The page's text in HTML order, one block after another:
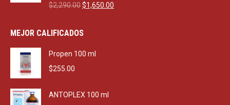
$2,290.00Original
was:
$1,650.00
MEJOR CALIFICADOS
Propen 100 ml
$255.00
ANTOPLEX 100 ml